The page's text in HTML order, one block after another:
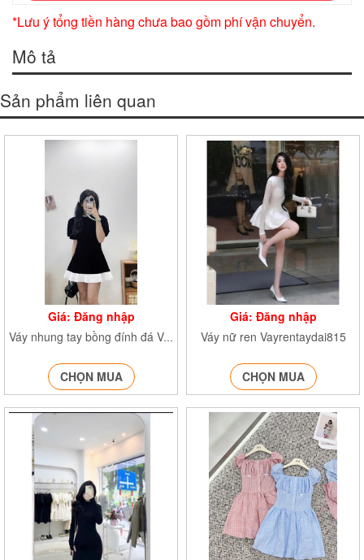
*Lưu ý tổng tiền hàng chưa bao gồm phí vận chuyển.
Mô tả
Sản phẩm liên quan
Giá: Đăng nhập
Váy nhung tay bồng đính đá Vaynhungdinhda812
CHỌN MUA
Giá: Đăng nhập
Váy nữ ren Vayrentaydai815
CHỌN MUA